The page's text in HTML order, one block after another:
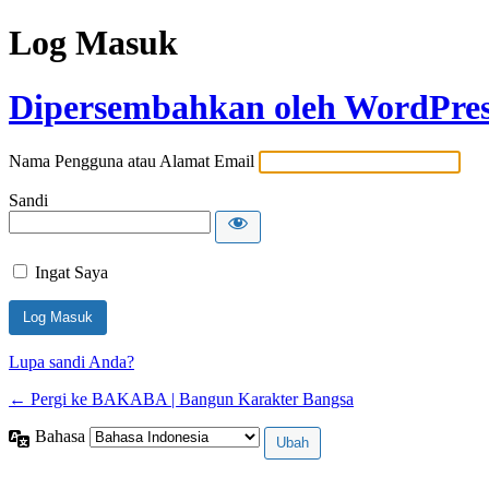
Log Masuk
Dipersembahkan oleh
Nama Pengguna atau Alamat Email
Sandi
Ingat Saya
Lupa sandi Anda?
← Pergi ke BAKABA | Bangun Karakter Bangsa
Bahasa